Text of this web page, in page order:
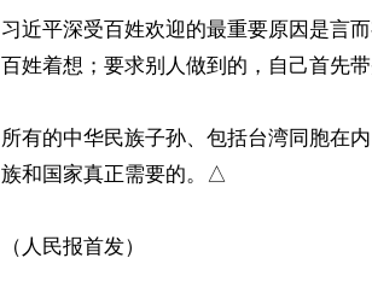
习近平深受百姓欢迎的最重要原因是言
百姓着想；要求别人做到的，自己首先
所有的中华民族子孙、包括台湾同胞在
族和国家真正需要的。△
（人民报首发）